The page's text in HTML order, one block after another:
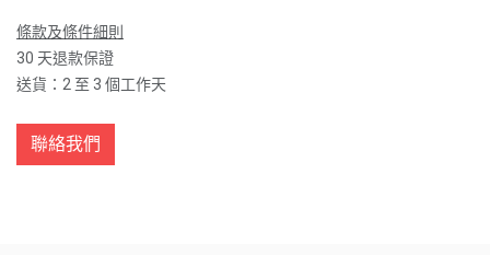
條款及條件細則
30 天退款保證
送貨：2 至 3 個工作天
聯絡我們